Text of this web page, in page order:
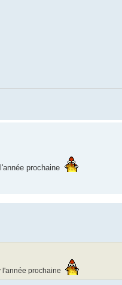
prochaine
l'année prochaine